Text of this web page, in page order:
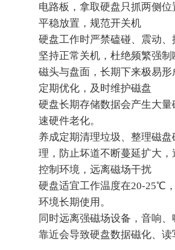
电路板，拿取硬盘只抓两侧
平稳放置，规范开关机
硬盘工作时严禁磕碰、震动
坚持正常关机，杜绝频繁强
磁头与盘面，长期下来极易
定期优化，及时维护磁盘
硬盘长期存储数据会产生大
速硬件老化。
养成定期清理垃圾、整理磁
理，防止坏道不断蔓延扩大
控制环境，远离磁场干扰
硬盘适宜工作温度在20-25℃
环境长期使用。
同时远离强磁场设备，音响
靠近会导致硬盘数据磁化、